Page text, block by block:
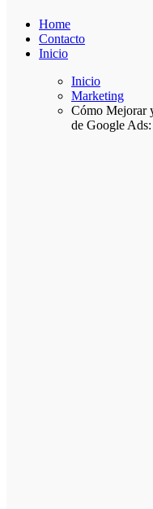
Home
Contacto
Inicio
Inicio
Marketing
Cómo Mejorar
de Google